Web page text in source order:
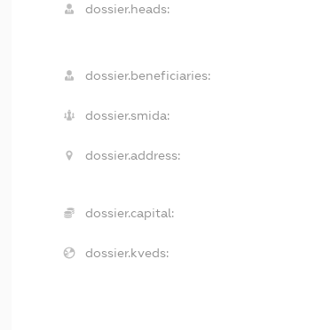
dossier.heads:
dossier.beneficiaries:
dossier.smida:
dossier.address:
dossier.capital:
dossier.kveds: